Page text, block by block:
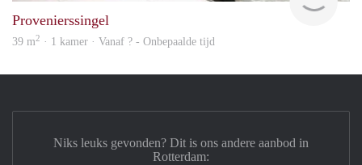
Provenierssingel
39 m2 · 1 kamer · Vanaf ? - Onbepaalde tijd
Niks leuks gevonden? Dit is ons andere aanbod in
Rotterdam: